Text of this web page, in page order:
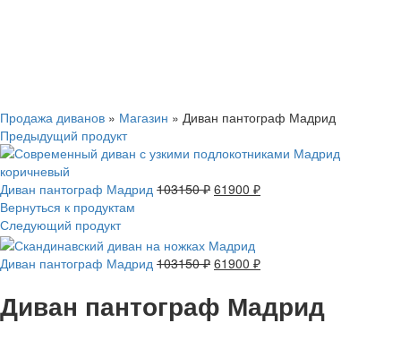
Продажа диванов » Магазин » Диван пантограф Мадрид
Предыдущий продукт
Диван пантограф Мадрид 103150₽ 61900 ₽
Вернуться к продуктам
Следующий продукт
Диван пантограф Мадрид 103150₽ 61900 ₽
Диван пантограф Мадрид